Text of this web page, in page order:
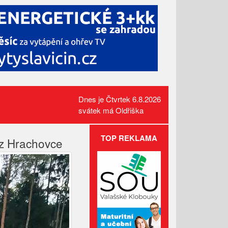
Administrativní budova z
Valašska patří mezi nejlepší
dřevostavby Evropy
Lávka pro pěší za hasičárnou
ve Valašských Kloboukách je
už hotová
Celní správa varuje před
Dnes je Čtvrtek 6.8.2026
svátek má Oldřiška
Hrachovce TOP REKLAMA